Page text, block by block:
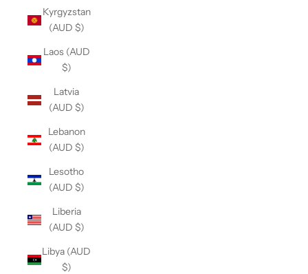
Kyrgyzstan
(AUD $)
Laos (AUD
$)
Latvia
(AUD $)
Lebanon
(AUD $)
Lesotho
(AUD $)
Liberia
(AUD $)
Libya (AUD
$)